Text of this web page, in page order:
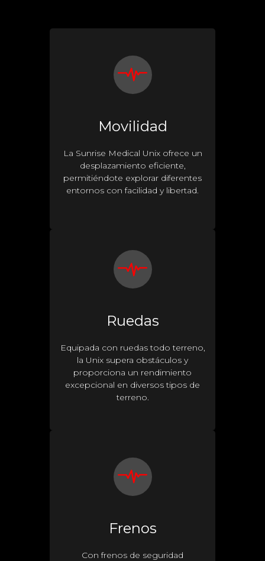
Movilidad
La Sunrise Medical Unix ofrece un
desplazamiento eficiente,
permitiéndote explorar diferentes
entornos con facilidad y libertad.
Ruedas
Equipada con ruedas todo terreno,
la Unix supera obstáculos y
proporciona un rendimiento
excepcional en diversos tipos de
terreno.
Frenos
Con frenos de seguridad